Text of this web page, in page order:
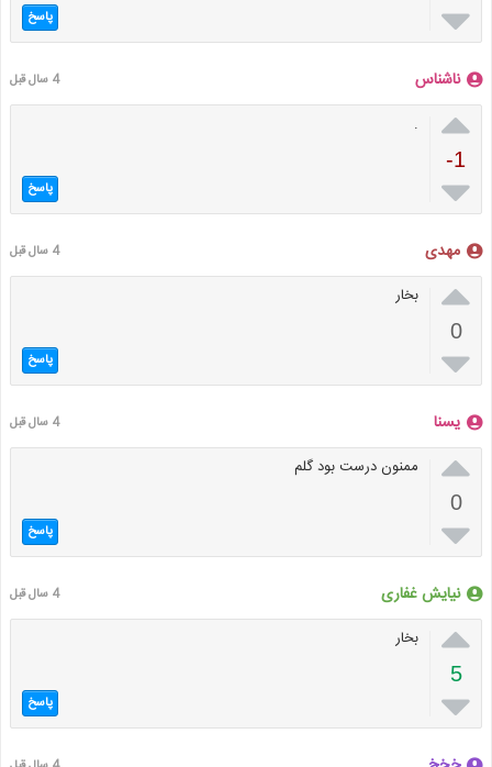
 پاسخ
ناشناس 4 سال قبل

-1

.
پاسخ
مهدی 4 سال قبل

0

بخار
پاسخ
یسنا 4 سال قبل

0

ممنون درست بود گلم
پاسخ
نیایش غفاری 4 سال قبل

5

بخار
پاسخ